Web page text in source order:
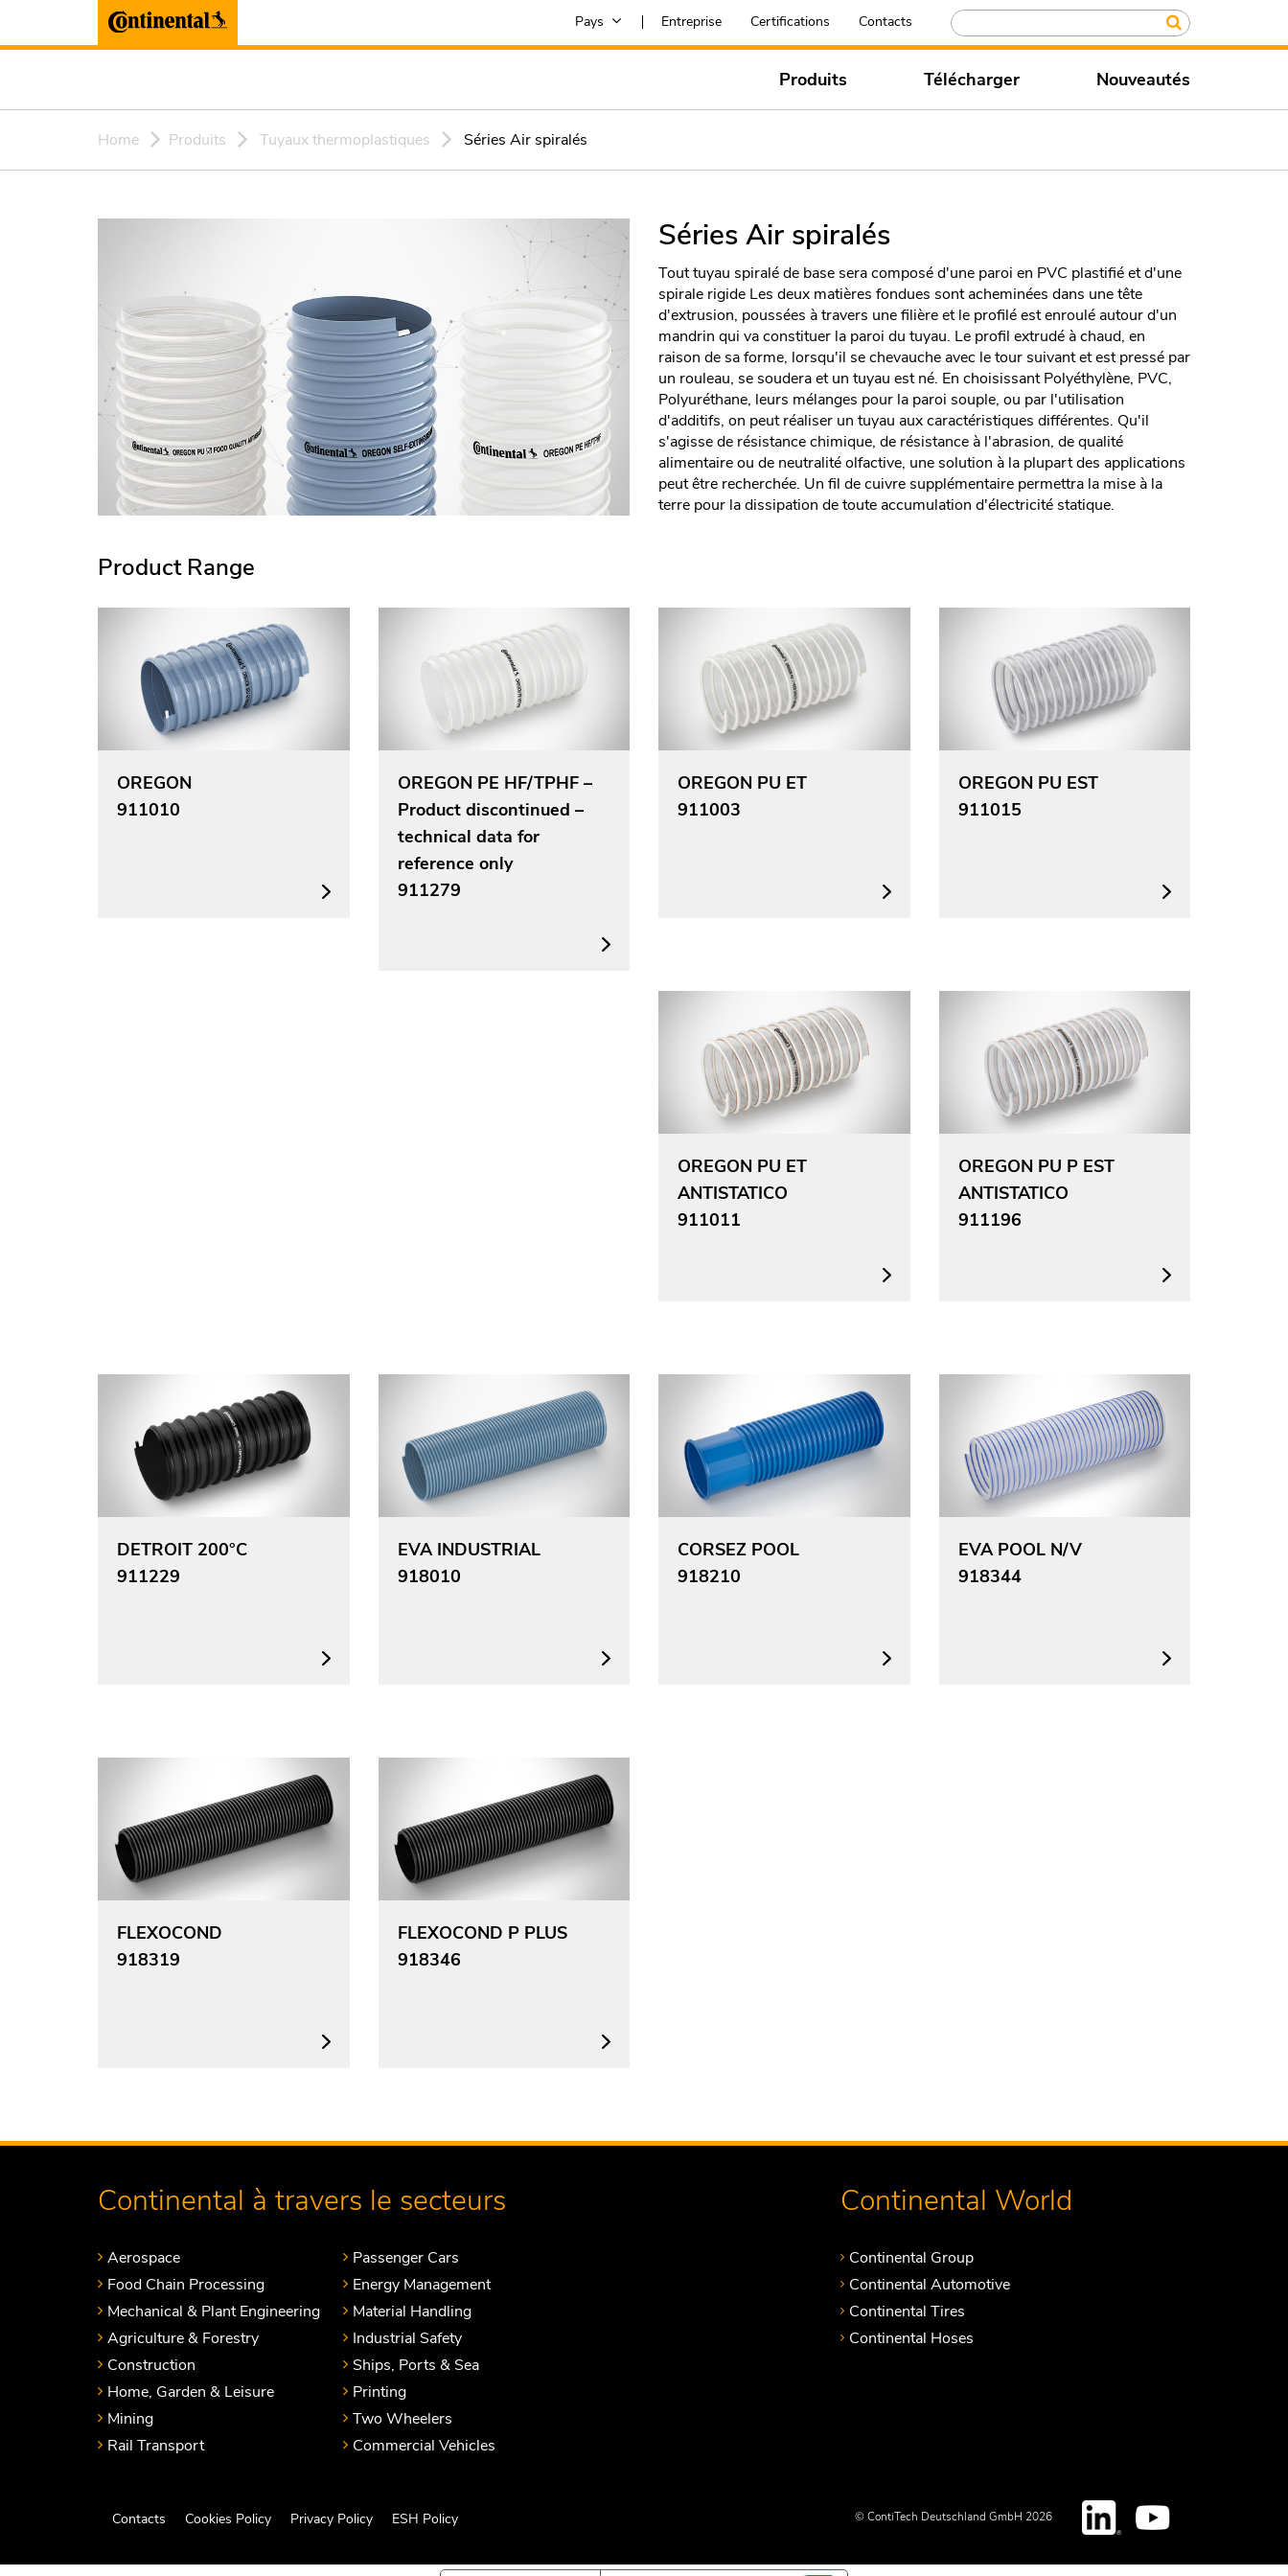
Pays Entreprise Certifications Contacts
Produits Télécharger Nouveautés
Home Produits Tuyaux thermoplastiques Séries Air spiralés
Séries Air spiralés
Tout tuyau spiralé de base sera composé d'une paroi en PVC plastifié et d'une
spirale rigide Les deux matières fondues sont acheminées dans une tête
d'extrusion, poussées à travers une filière et le profilé est enroulé autour d'un
mandrin qui va constituer la paroi du tuyau. Le profil extrudé à chaud, en
raison de sa forme, lorsqu'il se chevauche avec le tour suivant et est pressé par
un rouleau, se soudera et un tuyau est né. En choisissant Polyéthylène, PVC,
Polyuréthane, leurs mélanges pour la paroi souple, ou par l'utilisation
d'additifs, on peut réaliser un tuyau aux caractéristiques différentes. Qu'il
s'agisse de résistance chimique, de résistance à l'abrasion, de qualité
alimentaire ou de neutralité olfactive, une solution à la plupart des applications
peut être recherchée. Un fil de cuivre supplémentaire permettra la mise à la
terre pour la dissipation de toute accumulation d'électricité statique.
Product Range
OREGON
911010
OREGON PE HF/TPHF –
Product discontinued –
technical data for
reference only
911279
OREGON PU ET
911003
OREGON PU EST
911015
OREGON PU ET
ANTISTATICO
911011
OREGON PU P EST
ANTISTATICO
911196
DETROIT 200°C
911229
EVA INDUSTRIAL
918010
CORSEZ POOL
918210
EVA POOL N/V
918344
FLEXOCOND
918319
FLEXOCOND P PLUS
918346
Continental à travers le secteurs
Aerospace
Food Chain Processing
Mechanical & Plant Engineering
Agriculture & Forestry
Construction
Home, Garden & Leisure
Mining
Rail Transport
Passenger Cars
Energy Management
Material Handling
Industrial Safety
Ships, Ports & Sea
Printing
Two Wheelers
Commercial Vehicles
Continental World
Continental Group
Continental Automotive
Continental Tires
Continental Hoses
Contacts Cookies Policy Privacy Policy ESH Policy © ContiTech Deutschland GmbH 2026